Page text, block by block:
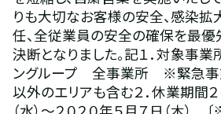
りも大切なお客様の安全、感染
任、全従業員の安全の確保を最優
決断となりました。記１．対象事
ングループ　全事業所　※緊急
以外のエリアも含む２．休業期間２